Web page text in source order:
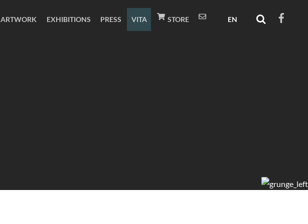
ARTWORK EXHIBITIONS PRESS VITA STORE